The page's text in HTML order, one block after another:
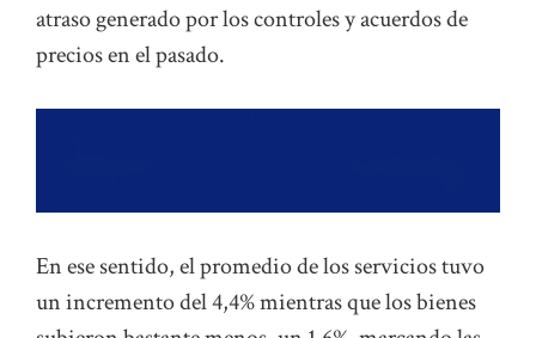
atraso generado por los controles y acuerdos de
precios en el pasado.
En ese sentido, el promedio de los servicios tuvo
un incremento del 4,4% mientras que los bienes